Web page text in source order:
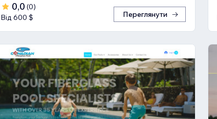
0,0 (0)
Від 600 $
Переглянути